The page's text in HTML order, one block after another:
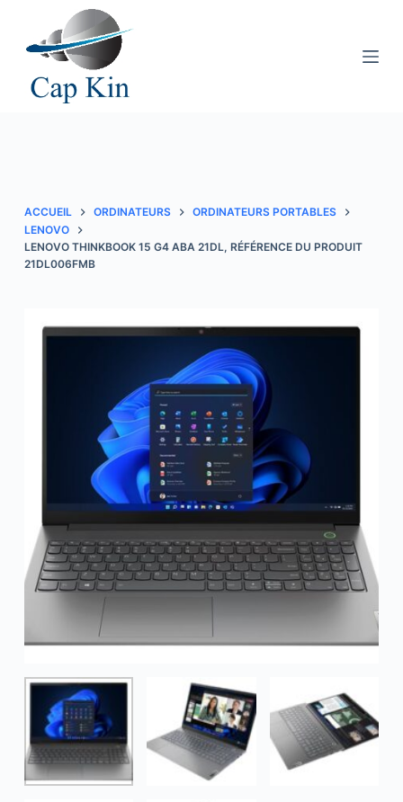
c
o
n
ACCUEIL ORDINATEURS
ORDINATEURS PORTABLES
LENOVO
LENOVO THINKBOOK 15 G4 ABA 21DL, RÉFÉRENCE DU PRODUIT
21DL006FMB